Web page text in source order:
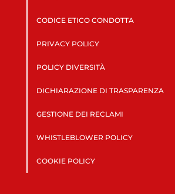
CODICE ETICO CONDOTTA
PRIVACY POLICY
POLICY DIVERSITÀ
DICHIARAZIONE DI TRASPARENZA
GESTIONE DEI RECLAMI
WHISTLEBLOWER POLICY
COOKIE POLICY